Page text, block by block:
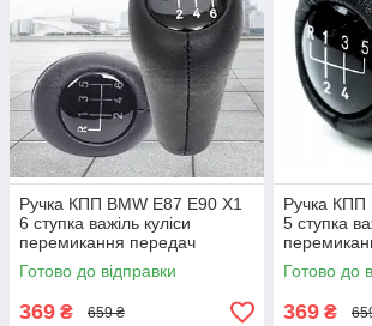
Ручка КПП BMW E87 E90 X1
6 ступка важіль куліси
перемикання передач
25117523817
Готово до відправки
369 ₴ 659 ₴
Ручка КПП
5 ступка
Готово до
369 ₴